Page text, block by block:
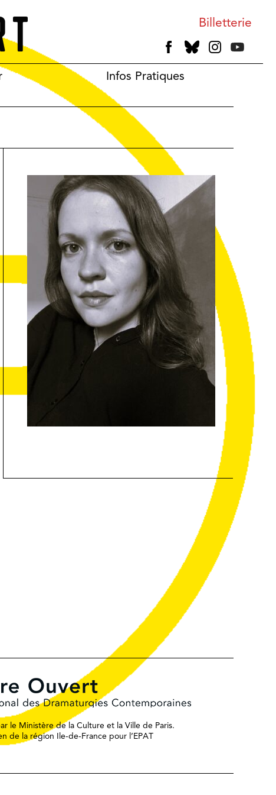
Billetterie
Infos Pratiques
le Ministère de la Culture et la Ville de Paris.
de la région Ile-de-France pour l’EPAT